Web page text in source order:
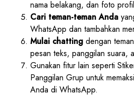
nama belakang, dan foto
Cari teman-teman Anda
WhatsApp dan tambahkan
Mulai chatting dengan
pesan teks, panggilan suara,
Gunakan fitur lain seperti
Panggilan Grup untuk
Anda di WhatsApp.